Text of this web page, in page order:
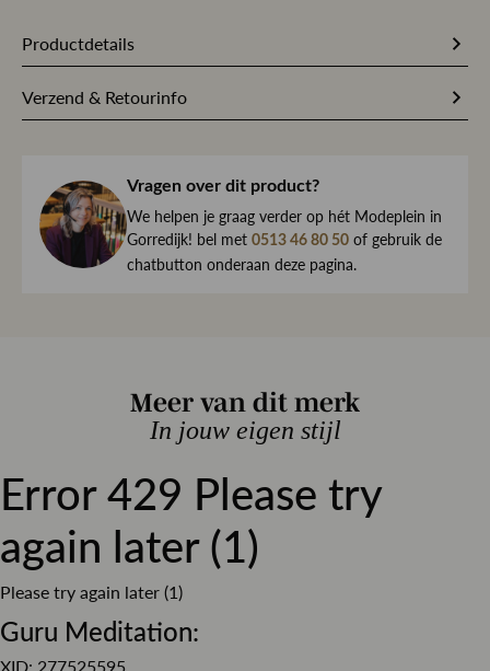
Productdetails
Stofsamenstelling
75% Katoen / 15% Lyocell / 5%
Elastomultiester / 2% Elastaan
Kleur Denim
Dessin Effen
Verzend & Retourinfo
haar direct naar je toe.
We begrijpen maar al te goed dat het kan gebeuren dat
een item toch niet helemaal naar wens is. Daarom ben je
altijd welkom om ieder artikel eerst te passen op ons
de winkel is dat altijd gratis. Lees hier meer over ruilen en
Lees meer over bezorgen, ruilen en retourneren
Vragen over dit product?
We helpen je graag verder op hét Modeplein in
Gorredijk! bel met 0513 46 80 50 of gebruik de
chatbutton onderaan deze pagina.
Meer van dit merk
In jouw eigen stijl
Error 429 Please try
again later (1)
Please try again later (1)
Guru Meditation:
XID: 277525595